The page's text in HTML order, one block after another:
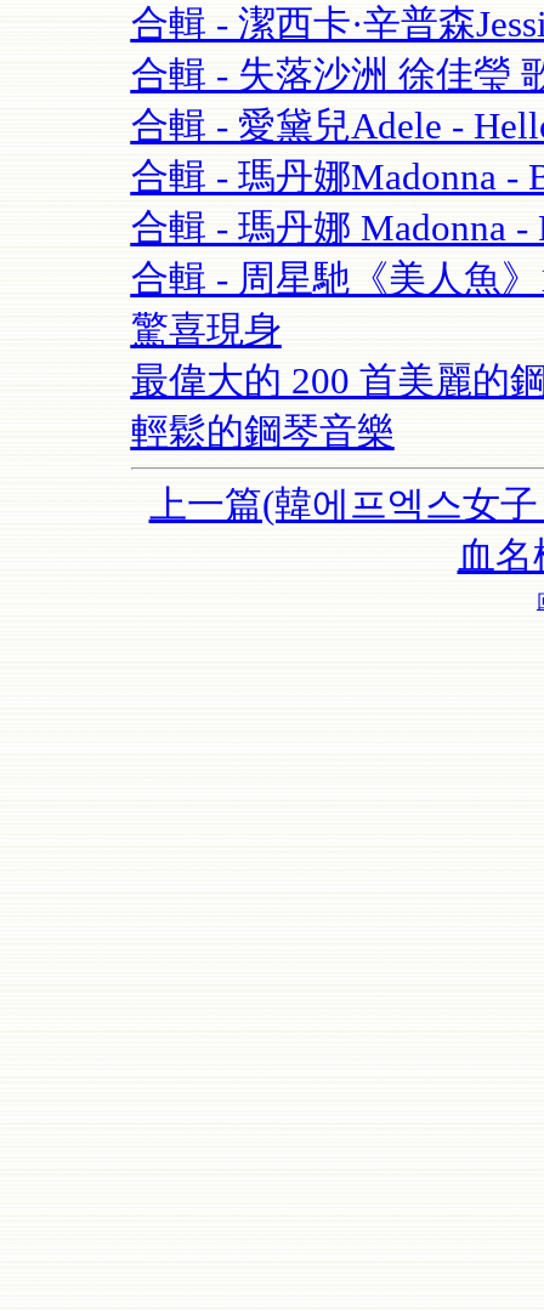
合輯 - 潔西卡·辛普森
合輯 - 失落沙洲 徐佳瑩
合輯 - 愛黛兒Adele -
合輯 - 瑪丹娜Madonna -
合輯 - 瑪丹娜 Madonna -
合輯 - 周星馳《美人魚
驚喜現身
最偉大的 200 首美麗的
輕鬆的鋼琴音樂
上一篇(韓에프엑스女
血